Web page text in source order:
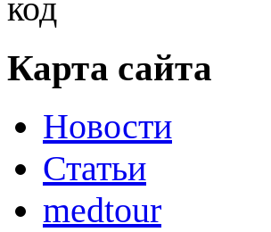
Карта сайта
Новости
Статьи
medtour